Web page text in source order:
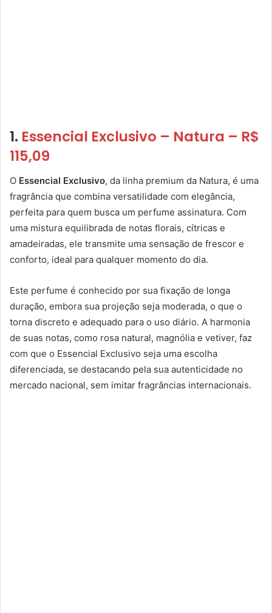
1. Essencial Exclusivo – Natura – R$
115,09
O Essencial Exclusivo, da linha premium da Natura, é uma
fragrância que combina versatilidade com elegância,
perfeita para quem busca um perfume assinatura. Com
uma mistura equilibrada de notas florais, cítricas e
amadeiradas, ele transmite uma sensação de frescor e
conforto, ideal para qualquer momento do dia.
Este perfume é conhecido por sua fixação de longa
duração, embora sua projeção seja moderada, o que o
torna discreto e adequado para o uso diário. A harmonia
de suas notas, como rosa natural, magnólia e vetiver, faz
com que o Essencial Exclusivo seja uma escolha
diferenciada, se destacando pela sua autenticidade no
mercado nacional, sem imitar fragrâncias internacionais.